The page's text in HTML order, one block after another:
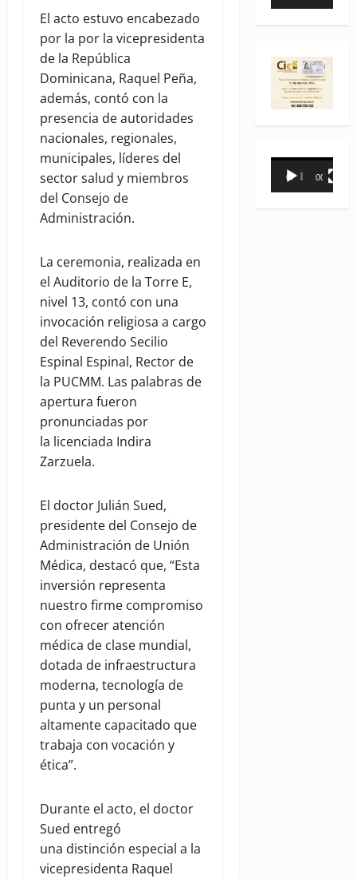
El acto estuvo encabezado
por la por la vicepresidenta
de la República
Dominicana, Raquel Peña,
además, contó con la
presencia de autoridades
nacionales, regionales,
municipales, líderes del
sector salud y miembros
del Consejo de
Administración.
La ceremonia, realizada en
el Auditorio de la Torre E,
nivel 13, contó con una
invocación religiosa a cargo
del Reverendo Secilio
Espinal Espinal, Rector de
la PUCMM. Las palabras de
apertura fueron
pronunciadas por
la licenciada Indira
Zarzuela.
El doctor Julián Sued,
presidente del Consejo de
Administración de Unión
Médica, destacó que, “Esta
inversión representa
nuestro firme compromiso
con ofrecer atención
médica de clase mundial,
dotada de infraestructura
moderna, tecnología de
punta y un personal
altamente capacitado que
trabaja con vocación y
ética”.
Durante el acto, el doctor
Sued entregó
una distinción especial a la
vicepresidenta Raquel
Reproductor
00:00 00:31